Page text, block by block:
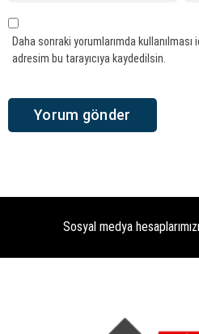
Daha sonraki yorumlarımda
adresim bu tarayıcıya kaydedilsin.
Sosyal medya